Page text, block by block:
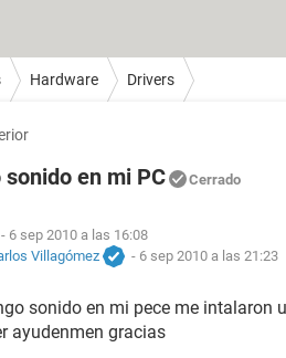
Hardware Drivers
sonido en mi PC Cerrado
- 6 sep 2010 a las 16:08
Villagómez
- 6 sep 2010 a las 21:23
sonido en mi pece me intalaron
ayudenmen gracias